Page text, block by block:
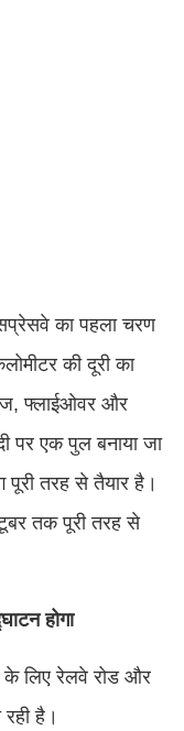
का पहला चरण
की दूरी का
फ्लाईओवर और
पर एक पुल बनाया जा
तरह से तैयार है।
तक पूरी तरह से
होगा
के लिए रेलवे रोड और
है।